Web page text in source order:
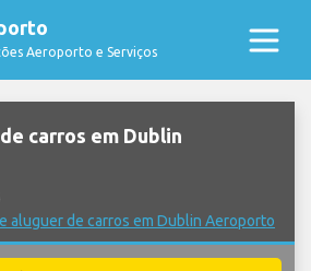
Aeroporto e Serviços
carros em Dublin
aluguer de carros em Dublin Aeroporto